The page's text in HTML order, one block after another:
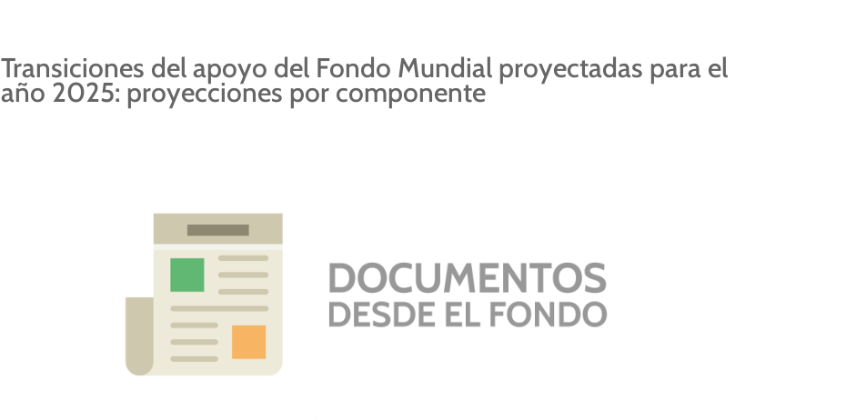
Transiciones del apoyo del Fondo Mundial proyectadas para el
año 2025: proyecciones por componente